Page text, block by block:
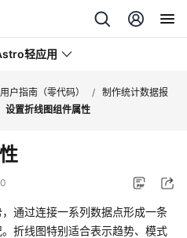
轻应用
用户指南（零代码） / 制作统计数据报
设置折线图组件属性
通过连接一系列数据点形成一条
折线图特别适合表示趋势、模式